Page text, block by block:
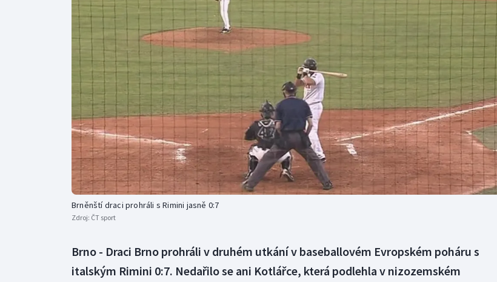
Curling
Dostihy
Florbal
Golf
Gymnastika
Moderní pětiboj
Motorsport
Olympijské hry
Parasport
Plavání
Plážový volejbal
Triatlon
Veslování
Vodní slalom
Volejbal
Ostatní
Brněnští draci prohráli s Rimini jasně 0:7
Zdroj: ČT sport
Brno - Draci Brno prohráli v druhém utkání v baseballovém Evropském poháru s
italským Rimini 0:7. Nedařilo se ani Kotlářce, která podlehla v nizozemském